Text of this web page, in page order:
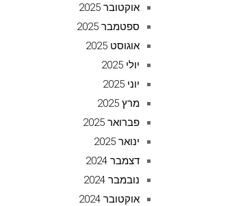
אוקטובר 2025
ספטמבר 2025
אוגוסט 2025
יולי 2025
יוני 2025
מרץ 2025
פברואר 2025
ינואר 2025
דצמבר 2024
נובמבר 2024
אוקטובר 2024